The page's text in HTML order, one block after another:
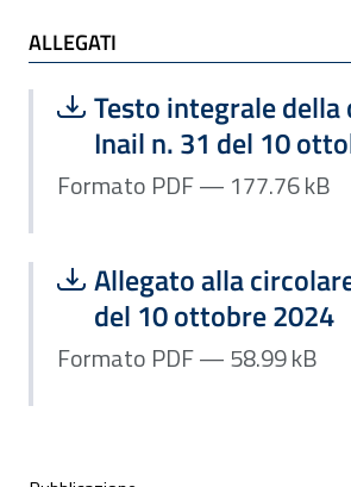
ALLEGATI
ALLEGATI
Scarica file:
Testo integrale
Inail n. 31 del 10
Formato PDF —
Formato PDF — 177.76 kB
Scarica file:
Allegato alla
del 10 ottobre 2024
Formato PDF —
Formato PDF — 58.99 kB